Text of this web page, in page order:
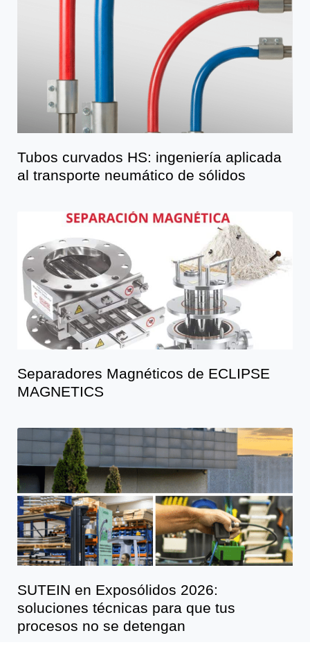
Tubos curvados HS: ingeniería aplicada
al transporte neumático de sólidos
Separadores Magnéticos de ECLIPSE
MAGNETICS
SUTEIN en Exposólidos 2026:
soluciones técnicas para que tus
procesos no se detengan